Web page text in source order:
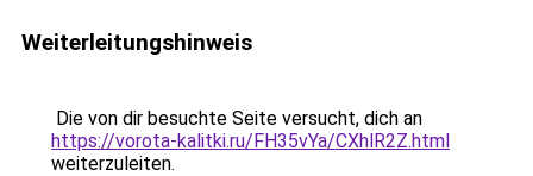
Weiterleitungshinweis
Die von dir besuchte Seite versucht, dich an
https://vorota-kalitki.ru/FH35vYa/CXhlR2Z.html
weiterzuleiten.